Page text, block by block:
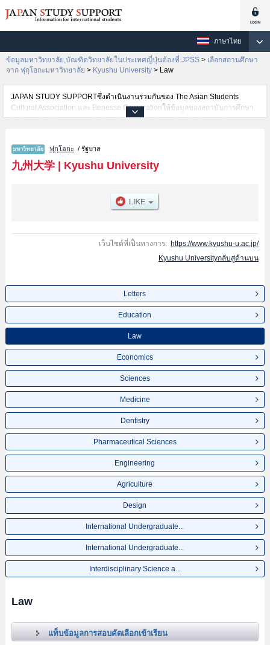
ภาษาไทย
ข้อมูลมหาวิทยาลัย,บัณฑิตวิทยาลัยในประเทศญี่ปุ่นต้องที่ JPSS > เลือกสถานศึกษา
จาก ฟุกุโอกะมหาวิทยาลัย > Kyushu University > Law
JAPAN STUDY SUPPORTซึ่งดำเนินงานร่วมกันของ The Asian Students
Cultural Association และ Benesse Corporationให้ข้อมูลของสถาบันการศึกษา
ระดับมหาวิทยาลัย・บัณฑิตวิทยาลัย・วิทยาลัยระดับอนุปริญญา・วิทยาลัย
ชาติเช่นข้อมูลของแต่ละคณะ,ข้อมูลการสอบคัดเลือกเข้าศึกษาเช่นจำนวนคนที่รับ
สมัครหรือจำนวนคนที่ผ่านการสอบคัดเลือกเป็นต้น,แนะนำสถานที่,การเดินทาง
เป็นต้นไว้ด้วยดังนั้นขอเชิญใช้บริการค้นหาข้อมูลตามอัธยาศัย
ฟุกุโอกะ / รัฐบาล
九州大学| Kyushu University
เว็บไซต์ที่เป็นทางการ: https://www.kyushu-u.ac.jp/
Kyushu Universityกลับสู่ด้านบน
Letters
Education
Law
Economics
Sciences
Medicine
Dentistry
Pharmaceutical Sciences
Engineering
Agriculture
Design
International Undergraduate...
International Undergraduate...
Interdisciplinary Science a...
Law
แท็บข้อมูลการสอบคัดเลือกเข้าเรียน